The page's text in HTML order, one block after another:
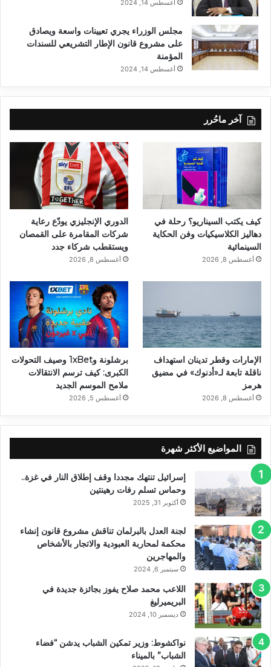
أغسطس 14, 2024
مجلس الوزراء يجري تعيينات واسعة ويصادق
على مشروع قانون الإطار التشريعي للسندات
المؤمنة
أغسطس 14, 2024
آخر ماحُرر
كيف يكتب السيناريو؟ رحلة في
دهاليز الكلاسيكيات وفن الحكاية
السينمائية
أغسطس 8, 2026
الدوري الإنجليزي يودّع رعاية
شركات المقامرة على القمصان
ويستقطب شركاء جدد
أغسطس 8, 2026
الإمارات وقطر تدينان استهداف
ناقلة تابعة لـ«أدنوك» في مضيق
هرمز
أغسطس 8, 2026
برشلونة و1xBet وصيف التحولات
الكبرى: كيف ترسم الانتقالات
ملامح الموسم الجديد
أغسطس 5, 2026
المواضيع الأكثر شهرة
إسرائيل تنتهك مجددا وقف إطلاق النار في غزة..
وحماس تسلم رفات رهينتين
أكتوبر 31, 2025
لجنة العدل بالبرلمان تناقش مشروع قانون إنشاء
محكمة لمحاربة العبودية والاتجار بالأشخاص
والمهاجرين
سبتمبر 6, 2024
اللاعب محمد صلاح يفوز بجائزة جديدة في
البريميرليغ
ديسمبر 10, 2024
نواكشوط: وزير تمكين الشباب يدشن “فضاء
الشباب” بالميناء